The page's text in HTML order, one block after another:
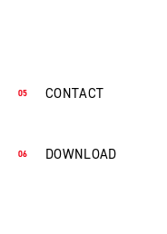
CONTACT
DOWNLOAD